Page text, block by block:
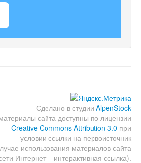
Сделано в студии AlpenStock
сайта доступны по лицензии
Creative Commons Attribution 3.0 при
условии ссылки на первоисточник
использования материалов сайта
Интернет – интерактивная ссылка).